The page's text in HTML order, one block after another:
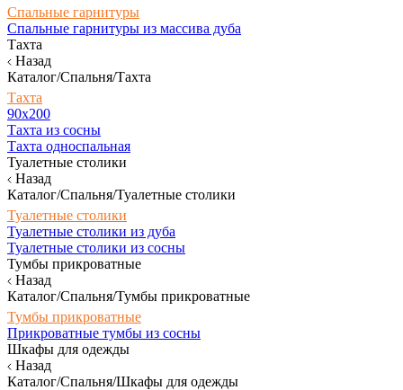
Спальные гарнитуры
Спальные гарнитуры из массива дуба
Тахта
Назад
Каталог/Спальня/Тахта
Тахта
90х200
Тахта из сосны
Тахта односпальная
Туалетные столики
Назад
Каталог/Спальня/Туалетные столики
Туалетные столики
Туалетные столики из дуба
Туалетные столики из сосны
Тумбы прикроватные
Назад
Каталог/Спальня/Тумбы прикроватные
Тумбы прикроватные
Прикроватные тумбы из сосны
Шкафы для одежды
Назад
Каталог/Спальня/Шкафы для одежды